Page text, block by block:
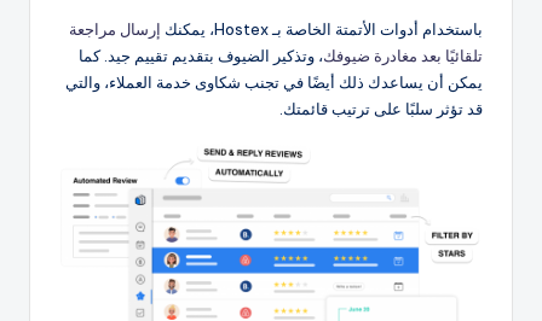
باستخدام أدوات الأتمتة الخاصة بـ Hostex، يمكنك
إرسال مراجعة
تلقائيًا بعد مغادرة ضيوفك، وتذكير الضيوف بتقديم تقييم جيد. كما
يمكن أن يساعدك ذلك أيضًا في تجنب شكاوى خدمة العملاء، والتي
قد تؤثر سلبًا على ترتيب قائمتك.